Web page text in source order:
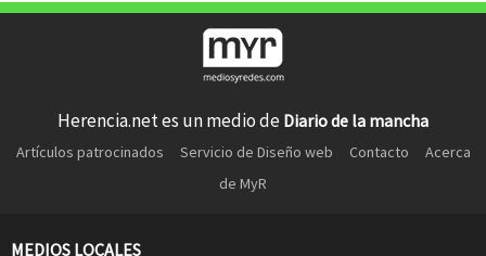
Herencia.net es un medio de Diario de la mancha
Artículos patrocinados Servicio de Diseño web Contacto
Acerca
de MyR
MEDIOS LOCALES